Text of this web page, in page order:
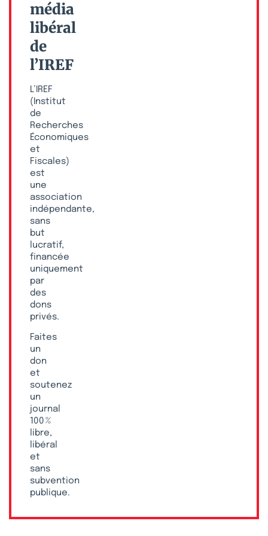
média
libéral
de
l’IREF
L’IREF
(Institut
de
Recherches
Économiques
et
Fiscales)
est
une
association
indépendante,
sans
but
lucratif,
financée
uniquement
par
des
dons
privés.
Faites
un
don
et
soutenez
un
journal
100 %
libre,
libéral
et
sans
subvention
publique.